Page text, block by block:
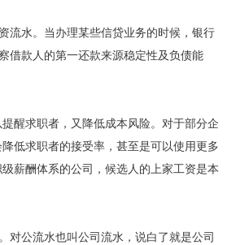
流水。当办理某些信贷业务的时候，银行
借款人的第一还款来源稳定性及负债能
醒求职者，又降低成本风险。对于部分企
低求职者的接受率，甚至是可以使用更多
薪酬体系的公司，候选人的上家工资是本
对公流水也叫公司流水，说白了就是公司